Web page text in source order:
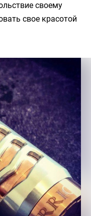
своему
свое красотой